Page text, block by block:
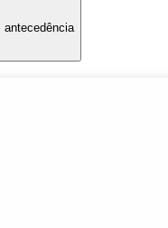
antecedência